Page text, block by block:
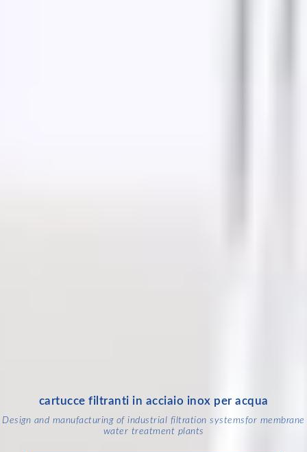
cartucce filtranti in acciaio inox per acqua
Design and manufacturing of industrial filtration systemsfor membrane
water treatment plants